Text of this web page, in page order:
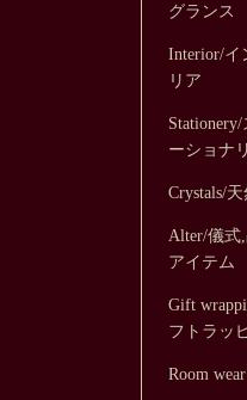
グランス
Interior/イ
リア
Stationery/
ーショナ
Crystals/
Alter/儀式
アイテム
Gift
フトラッ
Room wear